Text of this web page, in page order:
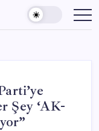
Şey ‘AK-